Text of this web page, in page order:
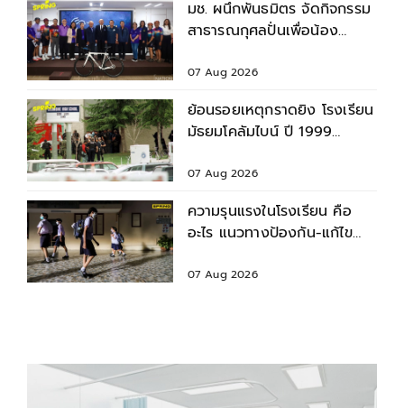
มช. ผนึกพันธมิตร จัดกิจกรรม
สาธารณกุศลปั่นเพื่อน้อง
07 Aug 2026
ย้อนรอยเหตุกราดยิง โรงเรียน
มัธยมโคลัมไบน์ ปี 1999
07 Aug 2026
ความรุนแรงในโรงเรียน คือ
อะไร แนวทางป้องกัน-แก้ไข
07 Aug 2026